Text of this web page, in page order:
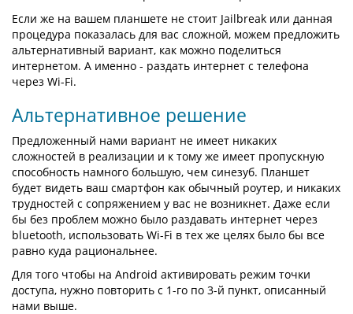
Если же на вашем планшете не стоит Jailbreak или данная
процедура показалась для вас сложной, можем предложить
альтернативный вариант, как можно поделиться
интернетом. А именно - раздать интернет с телефона
через Wi-Fi.
Альтернативное решение
Предложенный нами вариант не имеет никаких
сложностей в реализации и к тому же имеет пропускную
способность намного большую, чем синезуб. Планшет
будет видеть ваш смартфон как обычный роутер, и никаких
трудностей с сопряжением у вас не возникнет. Даже если
бы без проблем можно было раздавать интернет через
bluetooth, использовать Wi-Fi в тех же целях было бы все
равно куда рациональнее.
Для того чтобы на Android активировать режим точки
доступа, нужно повторить с 1-го по 3-й пункт, описанный
нами выше.